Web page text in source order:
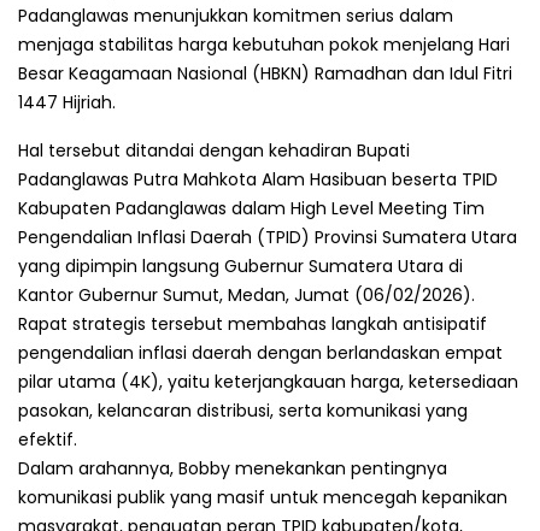
Padanglawas menunjukkan komitmen serius dalam
menjaga stabilitas harga kebutuhan pokok menjelang Hari
Besar Keagamaan Nasional (HBKN) Ramadhan dan Idul Fitri
1447 Hijriah.
Hal tersebut ditandai dengan kehadiran Bupati
Padanglawas Putra Mahkota Alam Hasibuan beserta TPID
Kabupaten Padanglawas dalam High Level Meeting Tim
Pengendalian Inflasi Daerah (TPID) Provinsi Sumatera Utara
yang dipimpin langsung Gubernur Sumatera Utara di
Kantor Gubernur Sumut, Medan, Jumat (06/02/2026).
Rapat strategis tersebut membahas langkah antisipatif
pengendalian inflasi daerah dengan berlandaskan empat
pilar utama (4K), yaitu keterjangkauan harga, ketersediaan
pasokan, kelancaran distribusi, serta komunikasi yang
efektif.
Dalam arahannya, Bobby menekankan pentingnya
komunikasi publik yang masif untuk mencegah kepanikan
masyarakat, penguatan peran TPID kabupaten/kota,